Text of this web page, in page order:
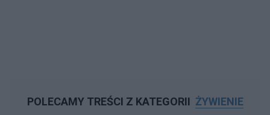
POLECAMY TREŚCI Z KATEGORII ŻYWIENIE